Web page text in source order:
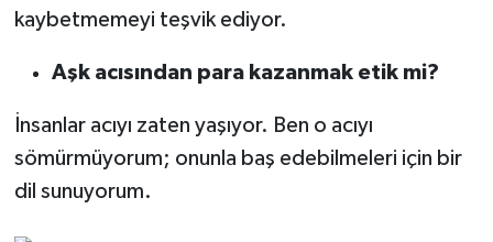
kaybetmemeyi teşvik ediyor.
Aşk acısından para kazanmak etik mi?
İnsanlar acıyı zaten yaşıyor. Ben o acıyı
sömürmüyorum; onunla baş edebilmeleri için bir
dil sunuyorum.